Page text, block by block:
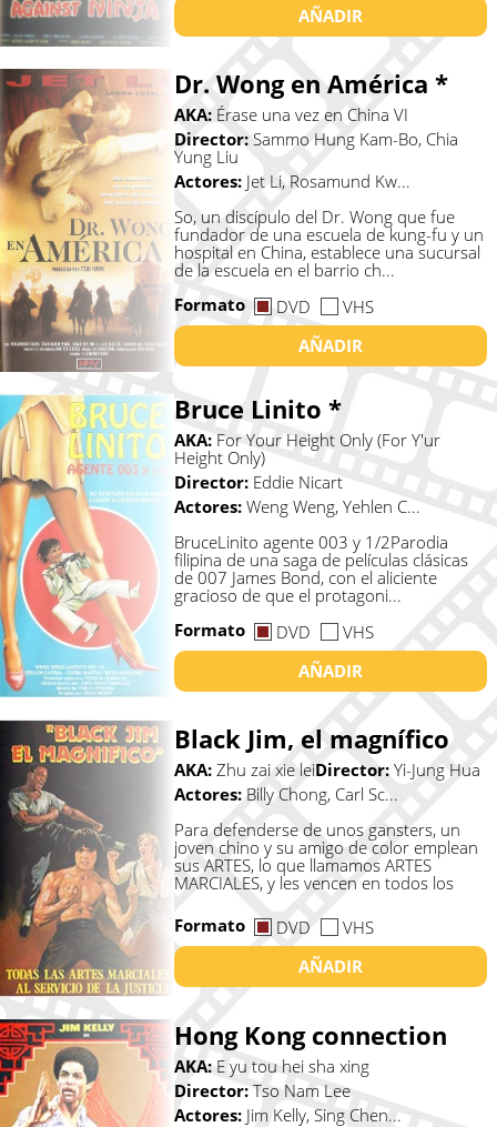
AÑADIR
Dr. Wong en América *
AKA: Érase una vez en China VI
Director:Sammo Hung Kam-Bo, Chia
Yung Liu
Actores: Jet Li, Rosamund Kw...
So, un discípulo del Dr. Wong que fue
fundador de una escuela de kung-fu y un
hospital en China, establece una sucursal
de la escuela en el barrio ch...
Formato
DVD
VHS
AÑADIR
Bruce Linito *
AKA: For Your Height Only (For Y'ur
Height Only)
Director: Eddie Nicart
Actores: Weng Weng, Yehlen C...
BruceLinito agente 003 y 1/2Parodia
filipina de una saga de películas clásicas
de 007 James Bond, con el aliciente
gracioso de que el protagoni...
Formato
DVD
VHS
AÑADIR
Black Jim, el magnífico
AKA: Zhu zai xie leiDirector: Yi-Jung Hua
Actores: Billy Chong, Carl Sc...
Para defenderse de unos gansters, un
joven chino y su amigo de color emplean
sus ARTES, lo que llamamos ARTES
MARCIALES, y les vencen en todos los
ter...
Formato
DVD
VHS
AÑADIR
Hong Kong connection
AKA: E yu tou hei sha xing
Director: Tso Nam Lee
Actores: Jim Kelly, Sing Chen...